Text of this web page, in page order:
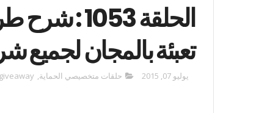
الحلقة
تعبئة بالمجان لجميع
يوليو 07, 2015 حلقات متخصيصي الحماية,
giveaway